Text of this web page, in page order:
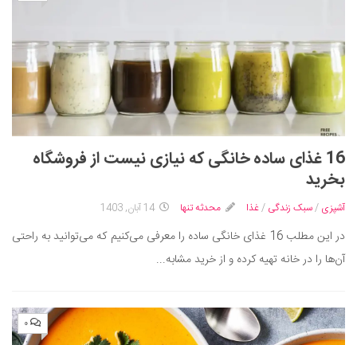
16 غذای ساده خانگی که نیازی نیست از فروشگاه
بخرید
آشپزی /سبک زندگی /غذا محدثه تنها 14 آبان, 1403
در این مطلب 16 غذای خانگی ساده را معرفی می‌کنیم که می‌توانید به راحتی
آن‌ها را در خانه تهیه کرده و از خرید مشابه...
۰